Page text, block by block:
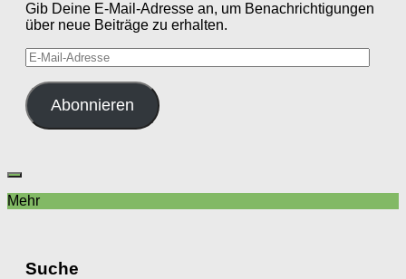
Gib Deine E-Mail-Adresse an, um Benachrichtigungen
über neue Beiträge zu erhalten.
E-
Mail-
Adresse
Abonnieren
Mehr
Suche